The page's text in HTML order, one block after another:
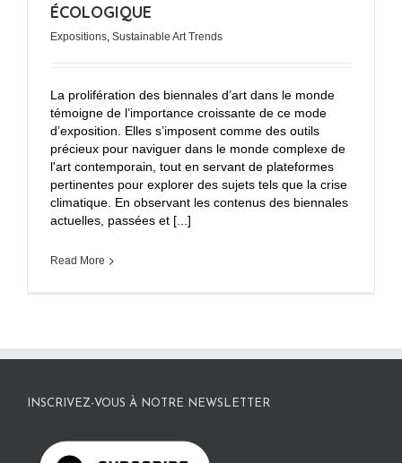
ÉCOLOGIQUE
Expositions Sustainable Art Trends
La prolifération des biennales d’art dans le monde
témoigne de l’importance croissante de ce mode
d’exposition. Elles s’imposent comme des outils
précieux pour naviguer dans le monde complexe de
l'art contemporain, tout en servant de plateformes
pertinentes pour explorer des sujets tels que la crise
climatique. En observant les contenus des biennales
actuelles, passées et [...]
Read More
INSCRIVEZ-VOUS À NOTRE NEWSLETTER